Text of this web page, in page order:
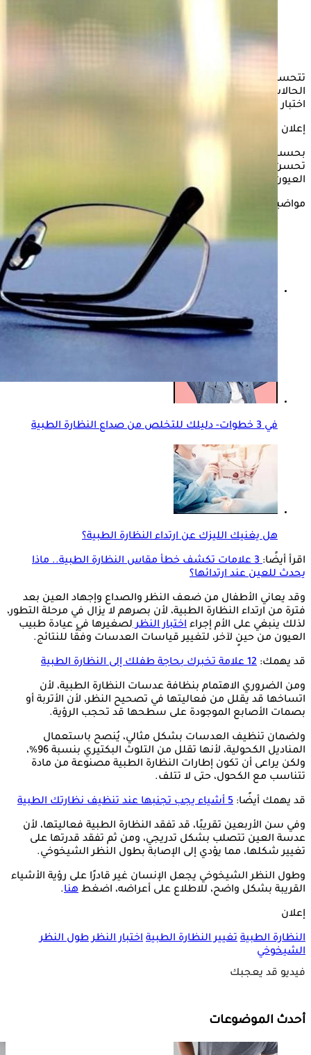
تتحسن حاسة الإبصار بعد ارتداء النظارة الطبية، لكنها في بعض
الحالات قد تجعل الرؤية أكثر ضبابية عما كانت عليه قبل إجراء
اختبار النظر، فما السبب وراء ذلك؟
إعلان
بحسب موقع "روسيا اليوم"، قد تؤدي
تحسن الرؤية، إذا كانت قياساتها خاطئة، لذلك يجب الذهاب لطبيب
العيون، لمطابقة العدسات باختبار النظر.
مواضيع ذات صلة
للوقاية من العمى الليلي- 6 نصائح لا غنى عنها
في 3 خطوات- دليلك للتخلص من صداع النظارة الطبية
هل يغنيك الليزك عن ارتداء النظارة الطبية؟
اقرأ أيضًا:
3 علامات تكشف خطأ مقاس النظارة الطبية.. ماذا
يحدث للعين عند ارتدائها؟
وقد يعاني الأطفال من ضعف النظر والصداع وإجهاد العين بعد
فترة من ارتداء النظارة الطبية، لأن بصرهم لا يزال في مرحلة التطور،
لذلك ينبغي على الأم إجراء اختبار النظرلصغيرها في عيادة طبيب
العيون من حينٍ لآخر، لتغيير قياسات العدسات وفقًا للنتائج.
قد يهمك: 12 علامة تخبرك بحاجة طفلك إلى النظارة الطبية
ومن الضروري الاهتمام بنظافة عدسات النظارة الطبية، لأن
اتساخها قد يقلل من فعاليتها في تصحيح النظر، لأن الأتربة أو
بصمات الأصابع الموجودة على سطحها قد تحجب الرؤية.
ولضمان تنظيف العدسات بشكل مثالي، يُنصح باستعمال
المناديل الكحولية، لأنها تقلل من التلوث البكتيري بنسبة 96%،
ولكن يراعى أن تكون إطارات النظارة الطبية مصنوعة من مادة
تتناسب مع الكحول، حتى لا تتلف.
قد يهمك أيضًا: 5 أشياء يجب تجنبها عند تنظيف نظارتك الطبية
وفي سن الأربعين تقريبًا، قد تفقد النظارة الطبية فعاليتها، لأن
عدسة العين تتصلب بشكل تدريجي، ومن ثم تفقد قدرتها على
تغيير شكلها، مما يؤدي إلى الإصابة بطول النظر الشيخوخي.
وطول النظر الشيخوخي يجعل الإنسان غير قادرًا على رؤية الأشياء
القريبة بشكل واضح، للاطلاع على أعراضه، اضغط هنا.
إعلان
النظارة الطبية تغيير النظارة الطبية اختبار النظر طول النظر
الشيخوخي
فيديو قد يعجبك
أحدث الموضوعات